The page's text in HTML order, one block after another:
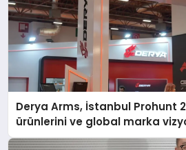
Derya Arms, İstanbul Prohunt
ürünlerini ve global marka